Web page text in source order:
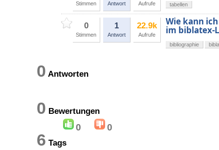
Stimmen Antwort Aufrufe tabellen
0
Stimmen
1
Antwort
22.9k
Aufrufe
Wie kann
im biblatex-
bibliographie
0 Antworten
0 Bewertungen
0 0
6 Tags